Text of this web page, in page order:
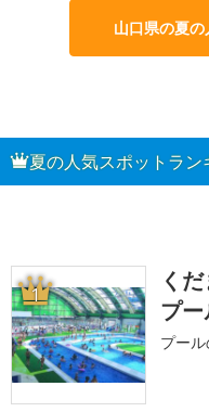
山口県の夏
夏の人気スポットラン
1
く
プ
プー